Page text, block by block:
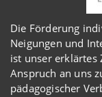
Die Förderung
Neigungen und
ist unser
Anspruch an uns
pädagogischer